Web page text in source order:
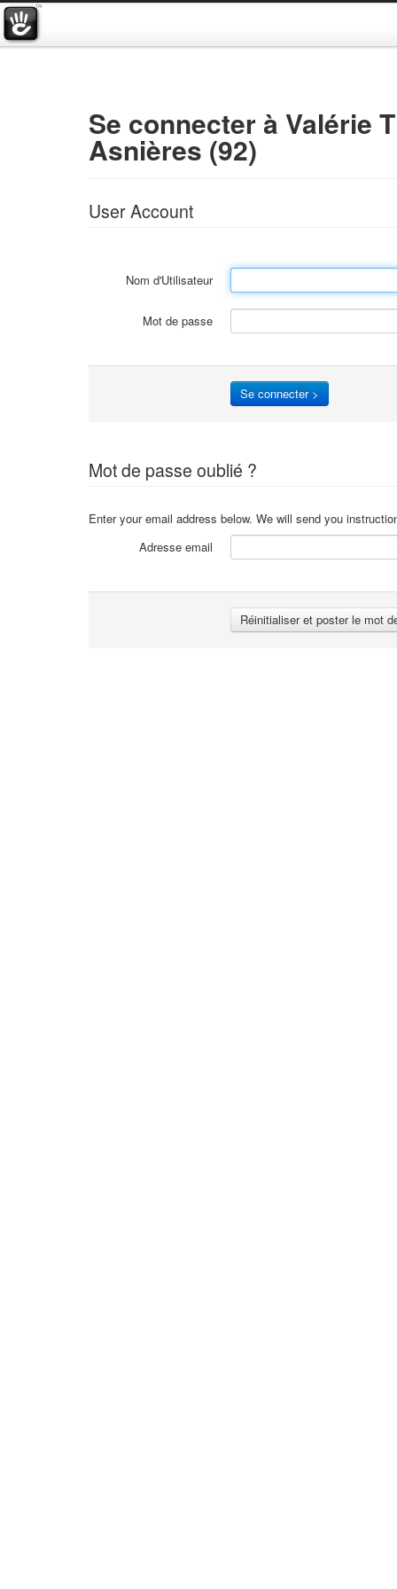
Se connecter à Valérie
Asnières (92)
User Account
Nom d'Utilisateur
Mot de passe
Mot de passe oublié ?
Enter your email address below. We will send you
Adresse email